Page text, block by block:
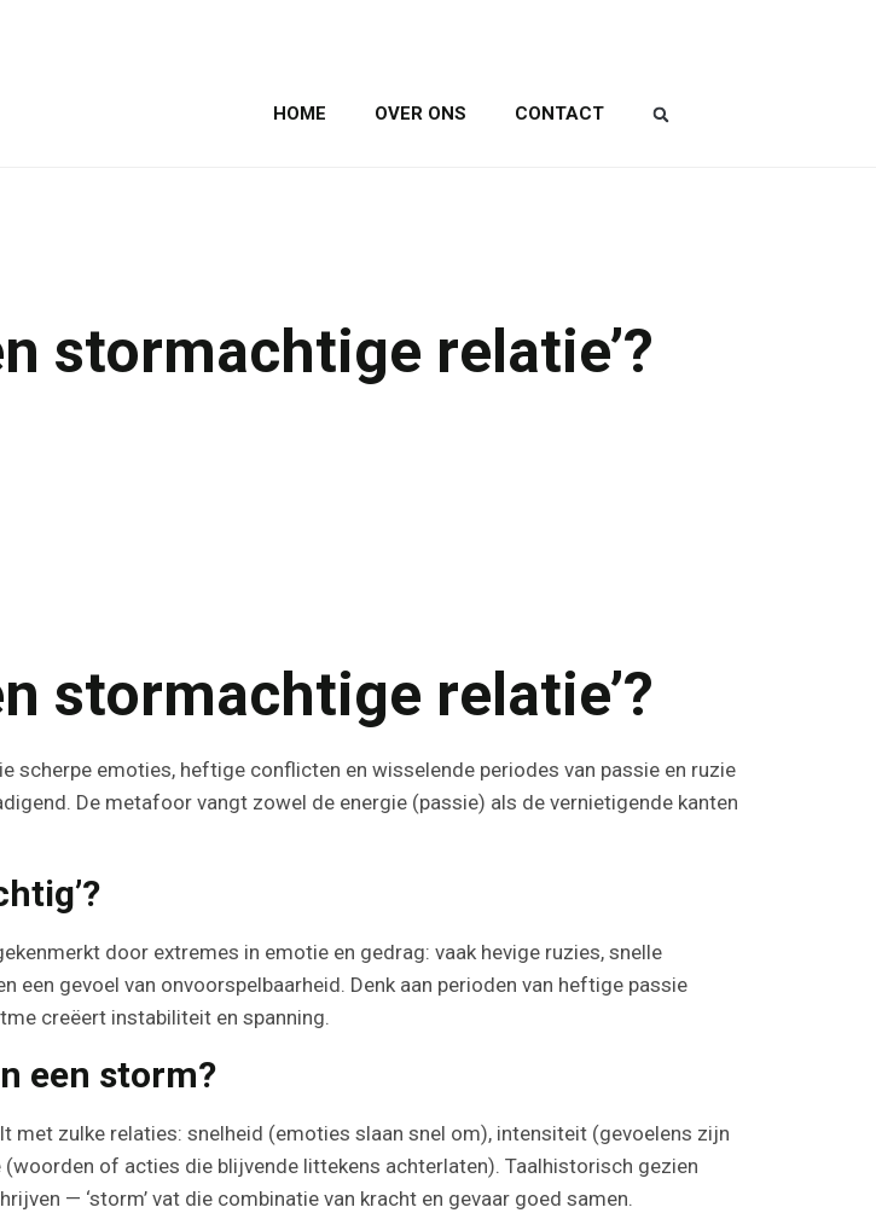
HOME OVER ONS CONTACT
stormachtige relatie’?
stormachtige relatie’?
scherpe emoties, heftige conflicten en wisselende periodes van passie en ruzie
De metafoor vangt zowel de energie (passie) als de vernietigende kanten
door extremes in emotie en gedrag: vaak hevige ruzies, snelle
gevoel van onvoorspelbaarheid. Denk aan perioden van heftige passie
creëert instabiliteit en spanning.
een storm?
zulke relaties: snelheid (emoties slaan snel om), intensiteit (gevoelens zijn
of acties die blijvende littekens achterlaten). Taalhistorisch gezien
— ‘storm’ vat die combinatie van kracht en gevaar goed samen.